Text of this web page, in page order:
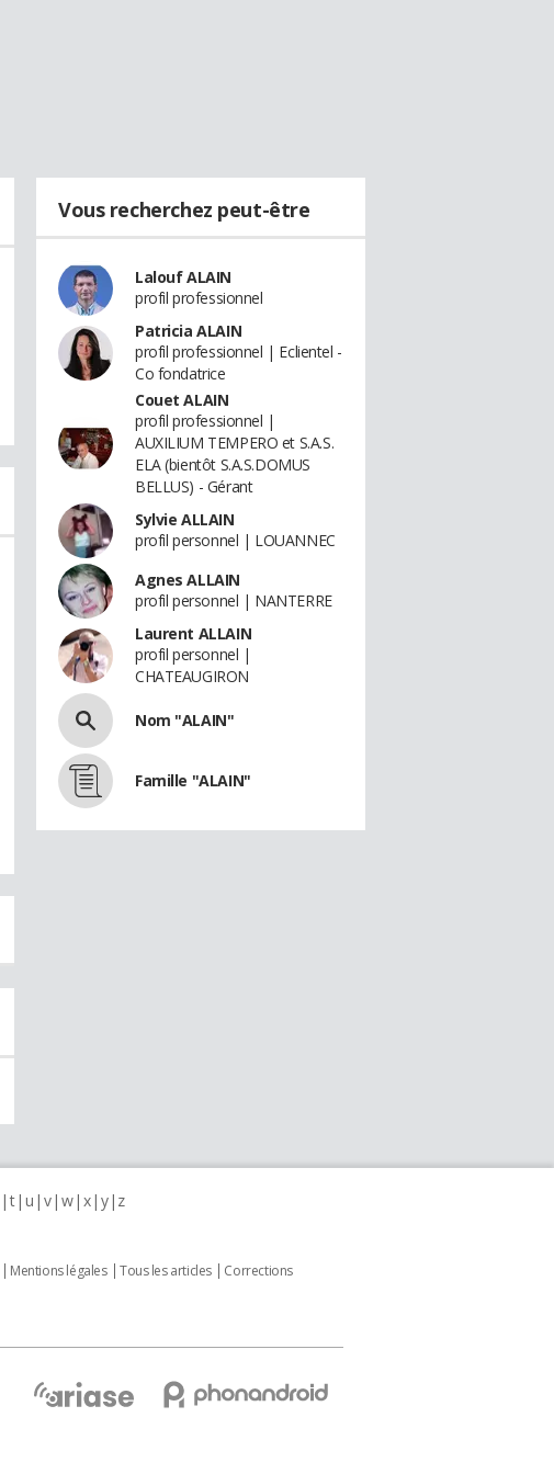
Vous recherchez peut-être
Lalouf ALAIN
profil professionnel
Patricia ALAIN
profil professionnel | Eclientel -
Co fondatrice
Couet ALAIN
profil professionnel |
AUXILIUM TEMPERO et S.A.S.
ELA (bientôt S.A.S.DOMUS
BELLUS) - Gérant
Sylvie ALLAIN
profil personnel | LOUANNEC
Agnes ALLAIN
profil personnel | NANTERRE
Laurent ALLAIN
profil personnel |
CHATEAUGIRON
Nom "ALAIN"
Famille "ALAIN"
t u v w x y z
Mentions légales Tous les articles
Corrections